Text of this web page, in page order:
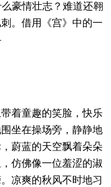
豪情壮志？难道还翱
。借用《宫》中的一
着童趣的笑脸，快乐
坐在操场旁，静静地
蔚蓝的天空飘着朵朵
仿佛像一位羞涩的淑
凉爽的秋风不时地习